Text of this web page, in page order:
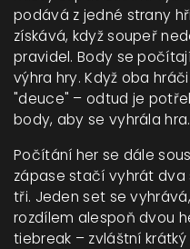
podává z jedné strany
získává, když soupeř
pravidel. Body se
výhra hry. Když oba
"deuce" – odtud je
body, aby se vyhrála hra.
Počítání her se dále
zápase stačí vyhrát dva
tři. Jeden set se
rozdílem alespoň dvou
tiebreak – zvláštní